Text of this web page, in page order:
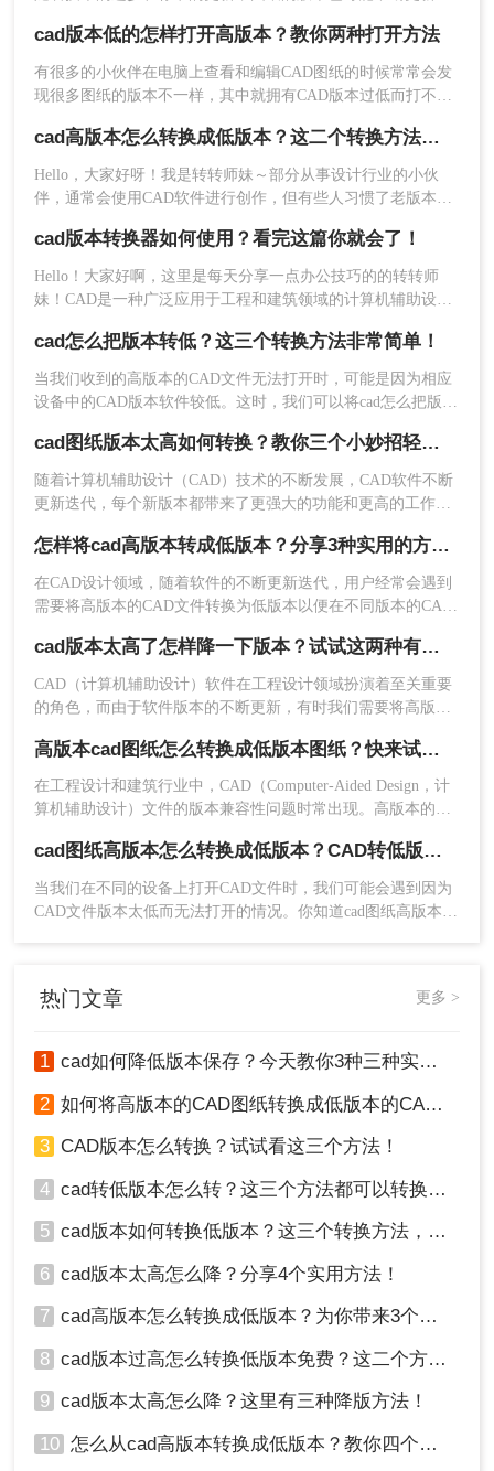
换，可以点击继续添加。
方法三：使用第三方软件
换图纸版本。下面以转转大师操作为例。
操作如下：
1、如果需要批量转换或者是下载客户端长期转换：
2、选择CAD转换-CAD版本转换，接下来的操作也
是十分的简单，点击添加文件。
开始转换。
4、转换完成，点击打开文件夹即可查看。
注意事项
防转换过程中出现问题。
2、转换后的低版本图纸可能会丢失一些高版本中的
特性和信息，因此在转换之前，请确认这是否会影
响您的使用。
全和隐私保护，避免上传敏感或机密信息。
总之，将图纸改为低版本并不是一个复杂的过程。
件，您可以轻松地将高版本的图纸转换为适应您需
求的低版本。
应旧版本的软件或与其他系统进行兼容。那么怎样将图纸改为
低版本的呢？下面是一些将图纸改为低版本的方法。
cad版本低的怎样打开高版本？教你两种打开方法
有很多的小伙伴在电脑上查看和编辑CAD图纸的时候常常会发
现很多图纸的版本不一样，其中就拥有CAD版本过低而打不开
天就给大家推荐二种非常好用的方法，那么下面就随小编一起
来看看吧。
cad高版本怎么转换成低版本？这二个转换方法非常简单！
Hello，大家好呀！我是转转师妹～部分从事设计行业的小伙
伴，通常会使用CAD软件进行创作，但有些人习惯了老版本的
低打不开文件的情况。其实要解决这一困扰并不难，我们只要
将新版本的CAD图纸转换为旧版本即可。那么cad高版本怎么转
换成低版本呢？别着急，马上为大家揭晓谜底，还附带着详细
cad版本转换器如何使用？看完这篇你就会了！
Hello！大家好啊，这里是每天分享一点办公技巧的的转转师
妹！CAD是一种广泛应用于工程和建筑领域的计算机辅助设计
形。然而，由于不同版本的CAD软件之间存在着不兼容性，用
户在不同版本之间共享和传输文件时可能会遇到问题。在这种
情况下，降低CAD文件版本成为一种必要的解决方法非常必
要。那么cad版本转换器如何使用呢？跟小编一起看看吧
cad怎么把版本转低？这三个转换方法非常简单！
当我们收到的高版本的CAD文件无法打开时，可能是因为相应
设备中的CAD版本软件较低。这时，我们可以将cad怎么把版本
我想和大家分享一下如何cad版本转换，一起来学习一下吧。
cad图纸版本太高如何转换？教你三个小妙招轻松搞定！
随着计算机辅助设计（CAD）技术的不断发展，CAD软件不断
更新迭代，每个新版本都带来了更强大的功能和更高的工作效
创建的图纸需要在旧版本的CAD软件中打开或编辑时，就会遇
到版本不兼容的问题。那么，cad图纸版本太高如何转换呢？本
文将为您介绍几种实用的转换方法。
怎样将cad高版本转成低版本？分享3种实用的方法~！
在CAD设计领域，随着软件的不断更新迭代，用户经常会遇到
需要将高版本的CAD文件转换为低版本以便在不同版本的CAD
呢？本文将详细介绍几种将CAD高版本转换成低版本的方法，
帮助用户轻松应对这一需求。
cad版本太高了怎样降一下版本？试试这两种有效的方法！
CAD（计算机辅助设计）软件在工程设计领域扮演着至关重要
的角色，而由于软件版本的不断更新，有时我们需要将高版本
cad版本太高了怎样降一下版本呢？本文将介绍两种将CAD版本
降级的方法。
高版本cad图纸怎么转换成低版本图纸？快来试一试这二种方法吧！
在工程设计和建筑行业中，CAD（Computer-Aided Design，计
算机辅助设计）文件的版本兼容性问题时常出现。高版本的
享和协作带来了不便。那么高版本cad图纸怎么转换成低版本图
纸呢？本文将介绍两种将高版本CAD图纸转换为低版本的方
法，帮助您轻松解决这一问题。
cad图纸高版本怎么转换成低版本？CAD转低版本的两种方法
当我们在不同的设备上打开CAD文件时，我们可能会遇到因为
CAD文件版本太低而无法打开的情况。你知道cad图纸高版本怎
热门文章 更多 >
1 cad如何降低版本保存？今天教你3种三种实用方法对比！
2 如何将高版本的CAD图纸转换成低版本的CAD图纸？3种实用方法对比！
3 CAD版本怎么转换？试试看这三个方法！
4 cad转低版本怎么转？这三个方法都可以转换版本！
5 cad版本如何转换低版本？这三个转换方法，你一定要学会！
6 cad版本太高怎么降？分享4个实用方法！
7 cad高版本怎么转换成低版本？为你带来3个好用的方法！
8 cad版本过高怎么转换低版本免费？这二个方法了解一下！
9 cad版本太高怎么降？这里有三种降版方法！
10 怎么从cad高版本转换成低版本？教你四个小妙招轻松搞定！